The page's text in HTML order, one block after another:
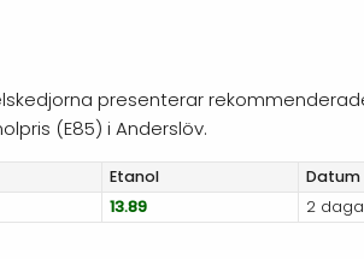
presenterar
(E85) i Anderslöv.
Etanol
Datum
13.89 2